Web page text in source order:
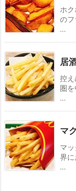
ホ
の
...
居
控
圏
...
マ
マ
界
...